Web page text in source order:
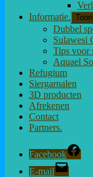
Informatie.
Dubbel
Sulawesi
Tips voor
Aquael
Refugium
Siergarnalen
3D producten
Afrekenen
Contact
Partners.
Facebook
E-mail